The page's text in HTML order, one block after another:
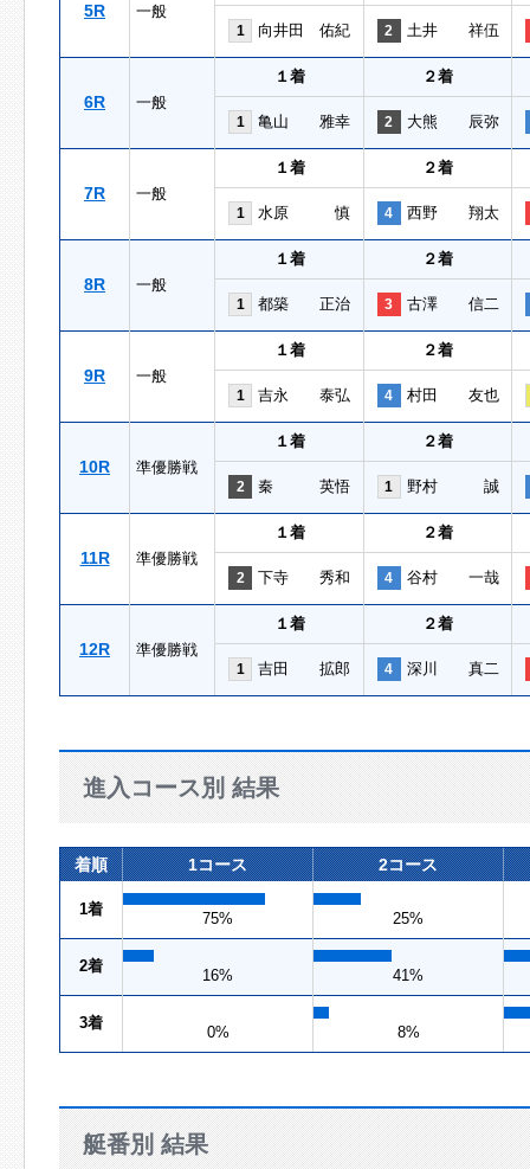
5R 一般
1 向井田 佑紀 2 土井 祥伍
6R 一般
１着 ２着
1 亀山 雅幸 2 大熊 辰弥
7R 一般
１着 ２着
1 水原 慎 4 西野 翔太
8R 一般
１着 ２着
1 都築 正治 3 古澤 信二
9R 一般
１着 ２着
1 吉永 泰弘 4 村田 友也
10R 準優勝戦
１着 ２着
2 秦 英悟 1 野村 誠
11R 準優勝戦
１着 ２着
2 下寺 秀和 4 谷村 一哉
12R 準優勝戦
１着 ２着
1 吉田 拡郎 4 深川 真二
進入コース別 結果
着順 1コース 2コース
1着
75% 25%
2着
16% 41%
3着
0% 8%
艇番別 結果